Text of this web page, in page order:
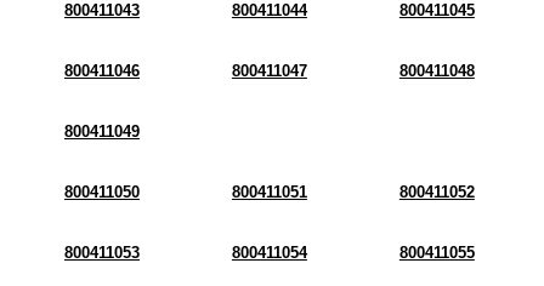
800411043 800411044 800411045
800411046 800411047 800411048
800411049
800411050 800411051 800411052
800411053 800411054 800411055